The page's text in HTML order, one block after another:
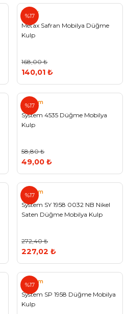
%17
Metax
Metax Safran Mobilya Düğme
Kulp
168,00 ₺
140,01 ₺
%17
System
System 4535 Düğme Mobilya
Kulp
58,80 ₺
49,00 ₺
%17
System
System SY 1958 0032 NB Nikel
Saten Düğme Mobilya Kulp
272,40 ₺
227,02 ₺
%17
System
System SP 1958 Düğme Mobilya
Kulp